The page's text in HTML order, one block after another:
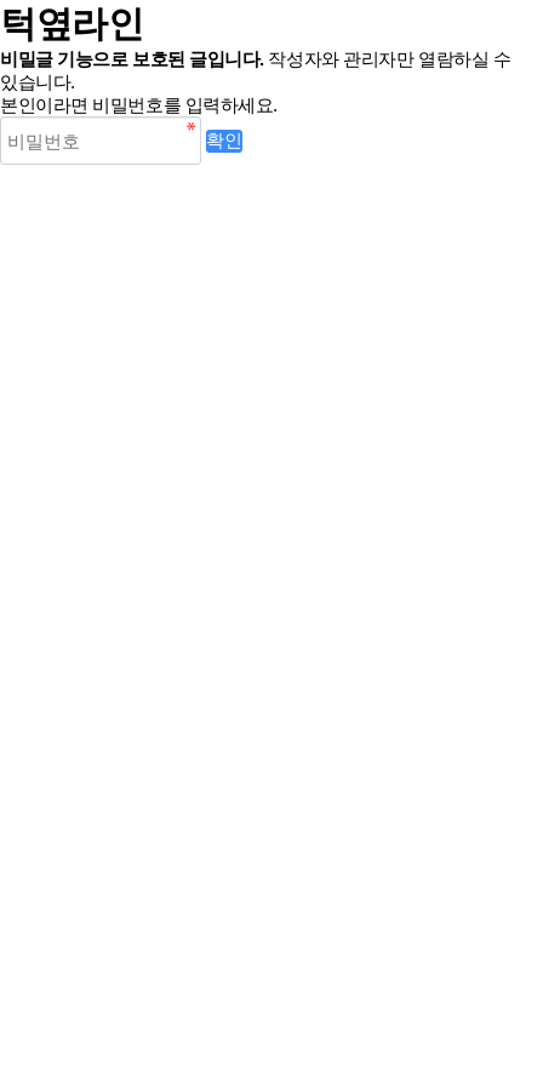
턱옆라인
비밀글 기능으로 보호된 글입니다.작성자와 관리자만 열람하실 수
있습니다.
본인이라면 비밀번호를 입력하세요.